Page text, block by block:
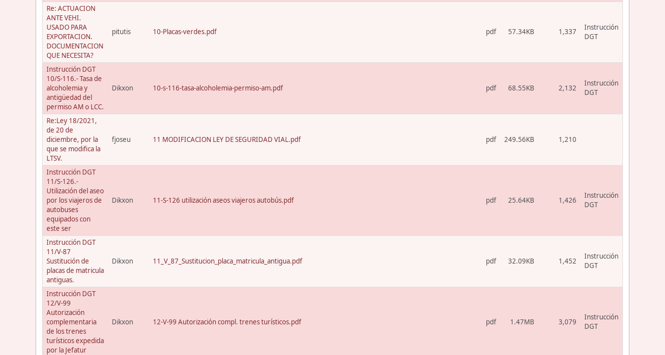
Re: ACTUACION
ANTE VEHI.
USADO PARA
EXPORTACION.
DOCUMENTACION
QUE NECESITA?
pitutis 10-Placas-verdes.pdf pdf 57.34KB 1,337
Instrucción
DGT
Instrucción DGT
10/S-116.- Tasa de
alcoholemia y
antigüedad del
permiso AM o LCC.
Dikxon 10-s-116-tasa-alcoholemia-permiso-am.pdf pdf 68.55KB 2,132
Instrucción
DGT
Re:Ley 18/2021,
de 20 de
diciembre, por la
que se modifica la
LTSV.
fjoseu 11 MODIFICACION LEY DE SEGURIDAD VIAL.pdf pdf 249.56KB 1,210
Instrucción DGT
11/S-126.-
Utilización del aseo
por los viajeros de
autobuses
equipados con
este ser
Dikxon 11-S-126 utilización aseos viajeros autobús.pdf pdf 25.64KB 1,426
Instrucción
DGT
Instrucción DGT
11/V-87
Sustitución de
placas de matricula
antiguas.
Dikxon 11_V_87_Sustitucion_placa_matricula_antigua.pdf pdf 32.09KB 1,452
Instrucción
DGT
Instrucción DGT
12/V-99
Autorización
complementaria
de los trenes
turísticos expedida
por la Jefatur
Dikxon 12-V-99 Autorización compl. trenes turísticos.pdf pdf 1.47MB 3,079
Instrucción
DGT